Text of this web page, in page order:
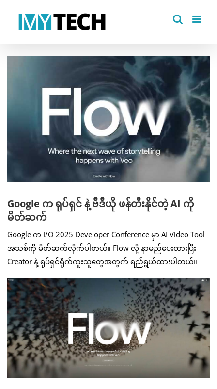
Google က ရုပ်ရှင် နဲ့ ဗီဒီယို ဖန်တီးနိုင်တဲ့ AI ကို
မိတ်ဆက်
Google က I/O 2025 Developer Conference မှာ AI Video Tool
အသစ်ကို မိတ်ဆက်လိုက်ပါတယ်။ Flow လို့ နာမည်ပေးထားပြီး
Creator နဲ့ ရုပ်ရှင်ရိုက်ကူးသူတွေအတွက် ရည်ရွယ်ထားပါတယ်။